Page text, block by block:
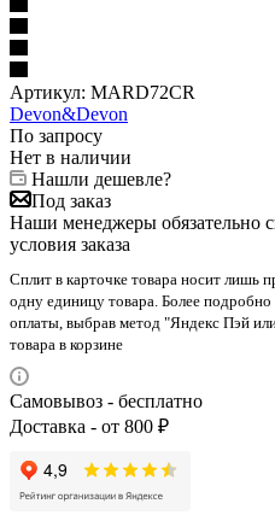
Артикул: MARD72CR
Devon&Devon
По запросу
Нет в наличии
Нашли дешевле?
Под заказ
Наши менеджеры обязательно
условия заказа
Сплит в карточке товара носит лишь
одну единицу товара. Более
оплаты, выбрав метод "Яндекс Пэй
товара в корзине
Самовывоз - бесплатно
Доставка - от 800 ₽